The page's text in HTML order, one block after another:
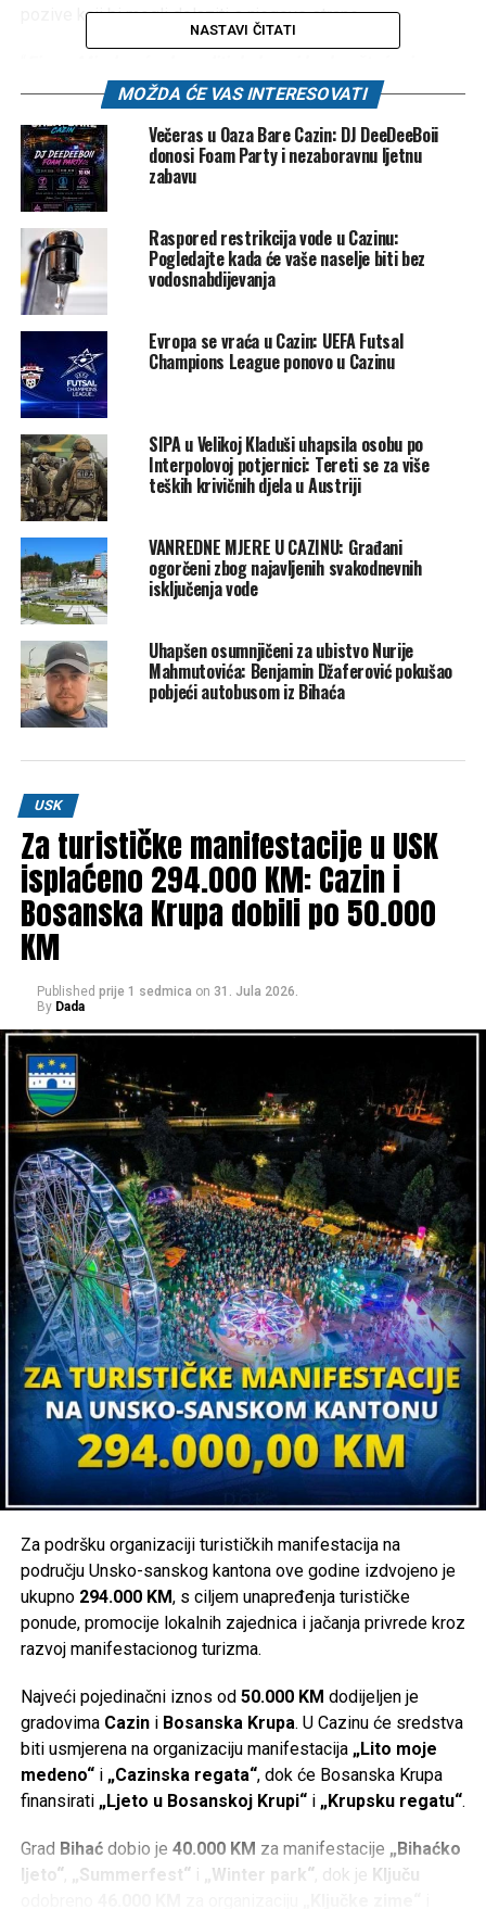
pozive koji bi mogli dolaziti s njegove strane.
bilo kojoj osnovi i nastojat će da ispoštuje sve što je
dogovoreno“, poručuju iz menadžmenta.
Cijeli slučaj je, kako stoji u saopćenju, prijavljen Tužilaštvu
Unsko-sanskog kantona, a kompanija je kupcima zahvalila
na razumijevanju i povjerenju koje im ukazuju.
Post
Share
Mail
POVEZANE TEME:
PREVARA
VELIKA KLADUŠA
UP NEXT
USK postaje prvi kanton koji će imati sveobuhvatan
strateški dokument u oblasti elektromobilnosti
DON'T MISS
Sanjani obilježili 30 godina slobode: Nema jake države
bez jake Krajine
NASTAVI ČITATI
MOŽDA ĆE VAS INTERESOVATI
Večeras u Oaza Bare Cazin: DJ DeeDeeBoii
donosi Foam Party i nezaboravnu ljetnu
zabavu
Raspored restrikcija vode u Cazinu:
Pogledajte kada će vaše naselje biti bez
vodosnabdijevanja
Evropa se vraća u Cazin: UEFA Futsal
Champions League ponovo u Cazinu
SIPA u Velikoj Kladuši uhapsila osobu po
Interpolovoj potjernici: Tereti se za više
teških krivičnih djela u Austriji
VANREDNE MJERE U CAZINU: Građani
ogorčeni zbog najavljenih svakodnevnih
isključenja vode
Uhapšen osumnjičeni za ubistvo Nurije
Mahmutovića: Benjamin Džaferović pokušao
pobjeći autobusom iz Bihaća
USK
Za turističke manifestacije u USK
isplaćeno 294.000 KM: Cazin i
Bosanska Krupa dobili po 50.000
KM
Published prije 1 sedmica on 31. Jula 2026.
By Dada
Za podršku organizaciji turističkih manifestacija na
području Unsko-sanskog kantona ove godine izdvojeno je
ukupno 294.000 KM, s ciljem unapređenja turističke
ponude, promocije lokalnih zajednica i jačanja privrede kroz
razvoj manifestacionog turizma.
Najveći pojedinačni iznos od 50.000 KM dodijeljen je
gradovima Cazini Bosanska Krupa. U Cazinu će sredstva
biti usmjerena na organizaciju manifestacija „Lito moje
medeno“i „Cazinska regata“, dok će Bosanska Krupa
finansirati „Ljeto u Bosanskoj Krupi“i „Krupsku regatu“.
Grad Bihaćdobio je 40.000 KM za manifestacije „Bihaćko
ljeto“, „Summerfest“i „Winter park“, dok je Ključu